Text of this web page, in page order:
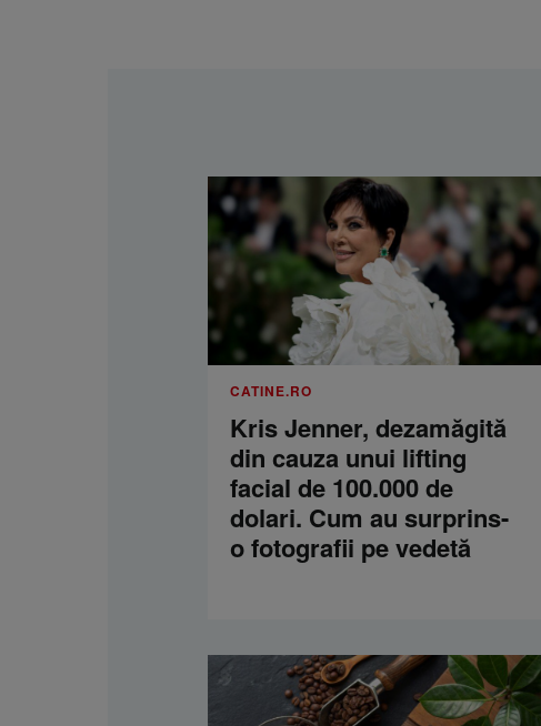
CATINE.RO
Kris Jenner, dezamăgită
din cauza unui lifting
facial de 100.000 de
dolari. Cum au surprins-
o fotografii pe vedetă